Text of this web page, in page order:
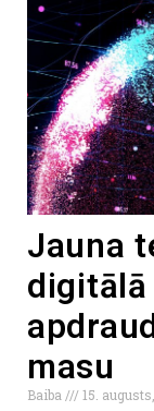
Jauna
masu
Baiba
15.